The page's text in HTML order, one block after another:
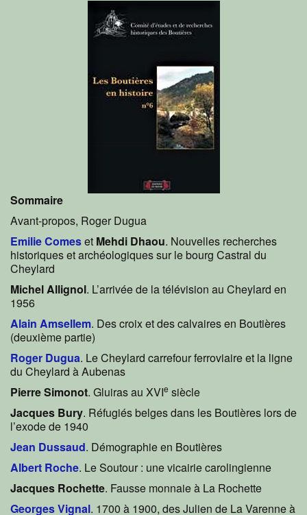
Sommaire
Avant-propos, Roger Dugua
Emilie Comeset Mehdi Dhaou. Nouvelles recherches
historiques et archéologiques sur le bourg Castral du
Cheylard
Michel Allignol. L’arrivée de la télévision au Cheylard en
1956
Alain Amsellem. Des croix et des calvaires en Boutières
(deuxième partie)
Roger Dugua. Le Cheylard carrefour ferroviaire et la ligne
du Cheylard à Aubenas
Pierre Simonot. Gluiras au XVIe siècle
Jacques Bury. Réfugiés belges dans les Boutières lors de
l’exode de 1940
Jean Dussaud. Démographie en Boutières
Albert Roche. Le Soutour : une vicairie carolingienne
Jacques Rochette. Fausse monnaie à La Rochette
Georges Vignal. 1700 à 1900, des Julien de La Varenne à